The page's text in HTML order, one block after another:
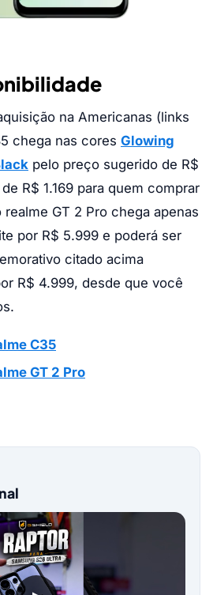
na Americanas (links
chega nas cores Glowing
pelo preço sugerido de R$
R$ 1.169 para quem comprar
GT 2 Pro chega apenas
por R$ 5.999 e poderá ser
citado acima
R$ 4.999, desde que você
C35
GT 2 Pro